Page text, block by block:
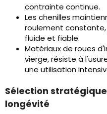
contrainte continue.
Les chenilles
roulement
fluide et fiable.
Matériaux de roues
vierge, résiste à
une utilisation
Sélection
longévité